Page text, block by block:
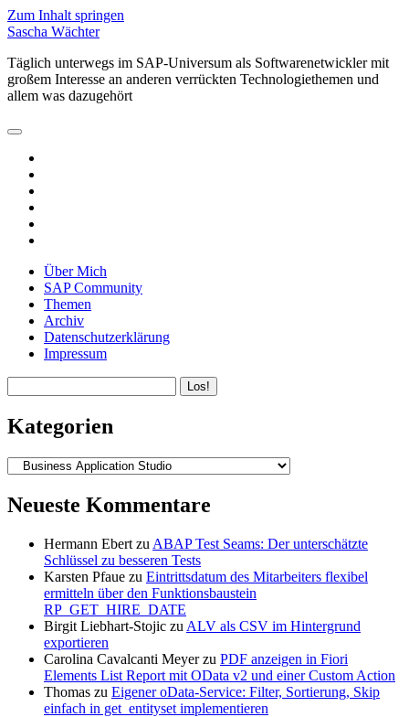
Zum Inhalt springen
Sascha Wächter
Täglich unterwegs im SAP-Universum als Softwarenetwickler mit
großem Interesse an anderen verrückten Technologiethemen und
allem was dazugehört
open
menu
Über Mich
SAP Community
Themen
Archiv
Datenschutzerklärung
Impressum
Kategorien
Kategorien
Neueste Kommentare
Hermann Ebert zu ABAP Test Seams: Der unterschätzte
Schlüssel zu besseren Tests
Karsten Pfaue zu Eintrittsdatum des Mitarbeiters flexibel
ermitteln über den Funktionsbaustein
RP_GET_HIRE_DATE
Birgit Liebhart-Stojic zu ALV als CSV im Hintergrund
exportieren
Carolina Cavalcanti Meyerzu PDF anzeigen in Fiori
Elements List Report mit OData v2 und einer Custom Action
Thomas zu Eigener oData-Service: Filter, Sortierung, Skip
einfach in get_entityset implementieren